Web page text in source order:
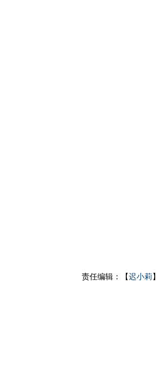
责任编辑：【迟小莉 】